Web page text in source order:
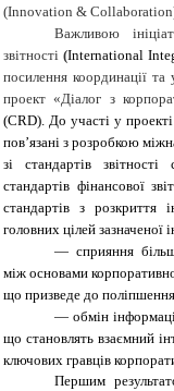
(Innovation & Collaboration
Важливою
звітності (International
посилення координації та
проект «Діалог з
(CRD). До участі у
пов’язані з розробкою
зі стандартів
стандартів фінансової
стандартів з розкриття
головних цілей зазначеної
— сприяння
між основами
що призведе до поліпшення
— обмін
що становлять взаємний
ключових гравців
Першим